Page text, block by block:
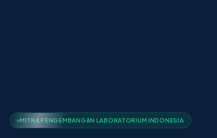
MITRA PENGEMBANGAN LABORATORIUM INDONESIA